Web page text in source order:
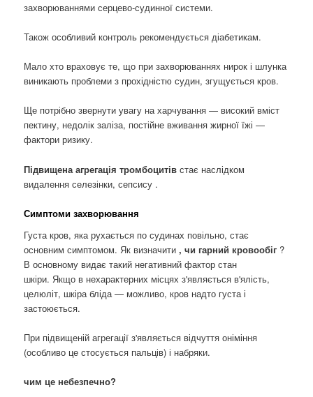
захворюваннями серцево-судинної системи.
Також особливий контроль рекомендується діабетикам.
Мало хто враховує те, що при захворюваннях нирок і шлунка
виникають проблеми з прохідністю судин, згущується кров.
Ще потрібно звернути увагу на харчування — високий вміст
пектину, недолік заліза, постійне вживання жирної їжі —
фактори ризику.
Підвищена агрегація тромбоцитівстає наслідком
видалення селезінки, сепсису .
Симптоми захворювання
Густа кров, яка рухається по судинах повільно, стає
основним симптомом. Як визначити, чи гарний кровообіг ?
В основному видає такий негативний фактор стан
шкіри. Якщо в нехарактерних місцях з'являється в'ялість,
целюліт, шкіра бліда — можливо, кров надто густа і
застоюється.
При підвищеній агрегації з'являється відчуття оніміння
(особливо це стосується пальців) і набряки.
чим це небезпечно?